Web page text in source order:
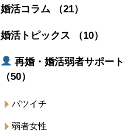
婚活コラム （21）
婚活トピックス （10）
再婚・婚活弱者サポート
（50）
バツイチ
弱者女性